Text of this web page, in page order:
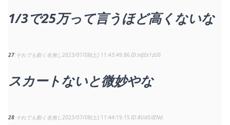
1/3で25万って言うほど高くないな
27 それでも動く名無し2023/07/08(土) 11:43:49.86 ntJEe1zU0
スカートないと微妙やな
28 それでも動く名無し2023/07/08(土) 11:44:19.15 8Ud5iIENd